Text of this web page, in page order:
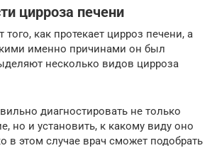
цирроза печени
того, как протекает цирроз печени, а
именно причинами он был
несколько видов цирроза
диагностировать не только
но и установить, к какому виду оно
в этом случае врач сможет подобрать